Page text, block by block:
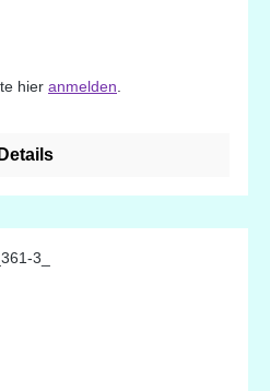
hier anmelden
Details